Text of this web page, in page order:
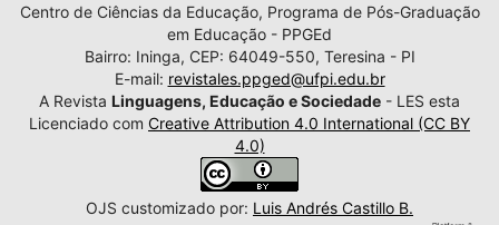
Centro de Ciências da Educação, Programa de Pós-Graduação
em Educação - PPGEd
Bairro: Ininga, CEP: 64049-550, Teresina - PI
E-mail: revistales.ppged@ufpi.edu.br
A Revista Linguagens, Educação e Sociedade - LES esta
Licenciado com Creative Attribution 4.0 International (CC BY
4.0)
OJS customizado por: Luis Andrés Castillo B.